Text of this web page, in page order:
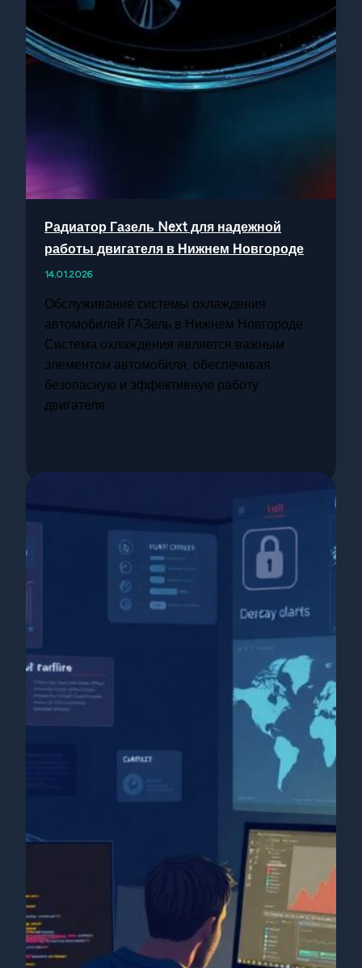
Радиатор Газель Next для надежной
работы двигателя в Нижнем Новгороде
14.01.2026
Обслуживание системы охлаждения
автомобилей ГАЗель в Нижнем Новгороде
Система охлаждения является важным
элементом автомобиля, обеспечивая
безопасную и эффективную работу
двигателя.